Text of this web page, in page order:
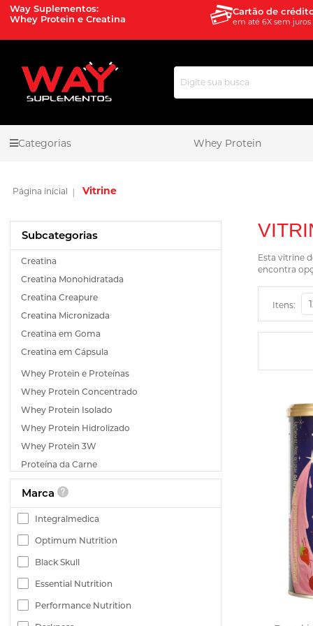
Way Suplementos:
Whey Protein e Creatina
Cartão de
em até 6X sem juros
Pesquisa
Categorias Whey Protein
Vitrine
Esta vitrine
encontra
Itens:
Creatina
Creatina Monohidratada
Creatina Creapure
Creatina Micronizada
Creatina em Goma
Creatina em Cápsula
Whey Protein e Proteínas
Whey Protein Concentrado
Whey Protein Isolado
Whey Protein Hidrolizado
Whey Protein 3W
Proteína da Carne
Proteína Vegana
Proteína do Colágeno
Colágeno
Colágeno Tipo 1
Colágeno Tipo 2
Colágeno Hidrolisado
Marca
Integralmedica
Optimum Nutrition
Black Skull
Essential Nutrition
Performance Nutrition